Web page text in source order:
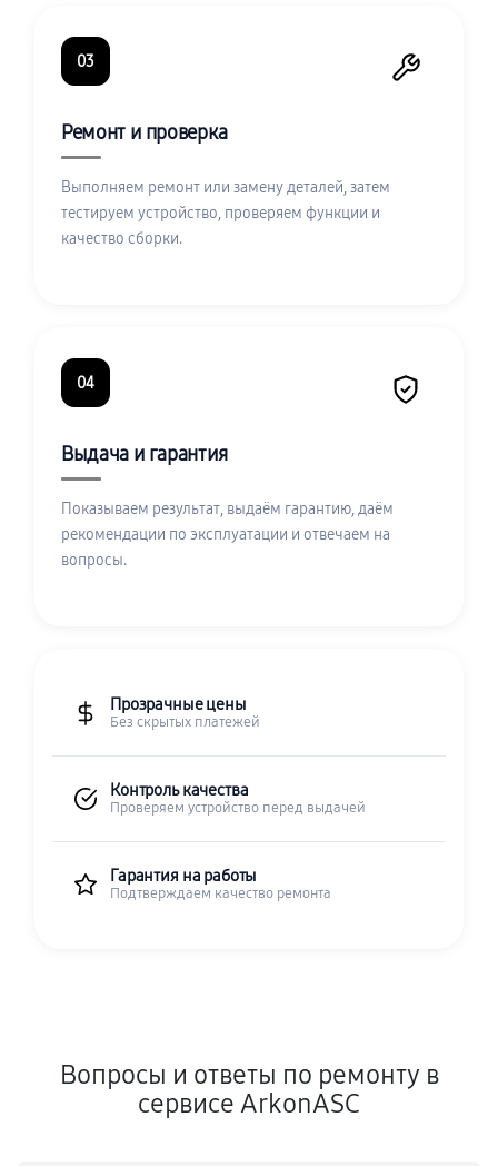
03
Ремонт и проверка
Выполняем ремонт или замену деталей, затем
тестируем устройство, проверяем функции и
качество сборки.
04
Выдача и гарантия
Показываем результат, выдаём гарантию, даём
рекомендации по эксплуатации и отвечаем на
вопросы.
Прозрачные цены
Без скрытых платежей
Контроль качества
Проверяем устройство перед выдачей
Гарантия на работы
Подтверждаем качество ремонта
Вопросы и ответы по ремонту в
сервисе ArkonASC